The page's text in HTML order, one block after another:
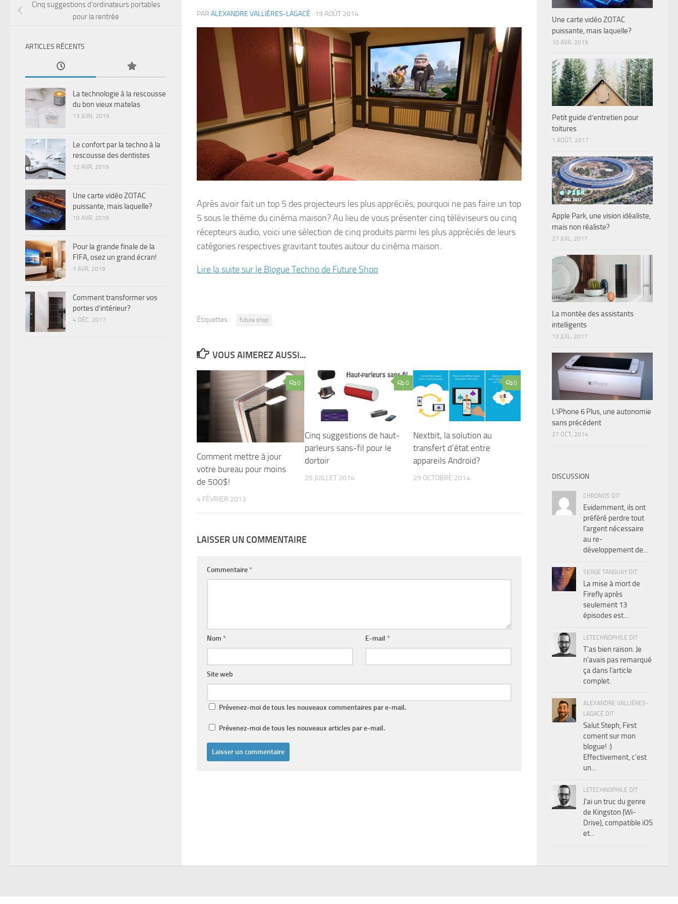
PAR ALEXANDRE VALLIÈRES-LAGACÉ · 19 AOÛT 2014
Après avoir fait un top 5 des projecteurs les plus appréciés, pourquoi ne pas faire un top
5 sous le thème du cinéma maison? Au lieu de vous présenter cinq téléviseurs ou cinq
récepteurs audio, voici une sélection de cinq produits parmi les plus appréciés de leurs
catégories respectives gravitant toutes autour du cinéma maison.
Lire la suite sur le Blogue Techno de Future Shop
Étiquettes : future shop
VOUS AIMEREZ AUSSI...
0
Comment mettre à jour
votre bureau pour moins
de 500$!
4 FÉVRIER 2013
0
Cinq suggestions de haut-
parleurs sans-fil pour le
dortoir
25 JUILLET 2014
0
Nextbit, la solution au
transfert d’état entre
appareils Android?
29 OCTOBRE 2014
LAISSER UN COMMENTAIRE
Commentaire*
Nom * E-mail*
Site web
Prévenez-moi de tous les nouveaux commentaires par e-mail.
Prévenez-moi de tous les nouveaux articles par e-mail.
Cinq suggestions d’ordinateurs portables
pour la rentrée
ARTICLES RÉCENTS
La technologie à la rescousse
du bon vieux matelas
13 JUIN, 2019
Le confort par la techno à la
rescousse des dentistes
12 AVR, 2019
Une carte vidéo ZOTAC
puissante, mais laquelle?
10 AVR, 2019
Pour la grande finale de la
FIFA, osez un grand écran!
1 AVR, 2019
Comment transformer vos
portes d’intérieur?
4 DÉC, 2017
Une carte vidéo ZOTAC
puissante, mais laquelle?
10 AVR, 2019
Petit guide d’entretien pour
toitures
1 AOÛT, 2017
Apple Park, une vision idéaliste,
mais non réaliste?
27 JUIL, 2017
La montée des assistants
intelligents
13 JUIL, 2017
L’iPhone 6 Plus, une autonomie
sans précédent
27 OCT, 2014
DISCUSSION
CHRONOS DIT
Evidemment, ils ont
préféré perdre tout
l'argent nécessaire
au re-
développement de...
SERGE TANGUAY DIT
La mise à mort de
Firefly après
seulement 13
épisodes est...
LETECHNOPHILE DIT
T'as bien raison. Je
n'avais pas remarqué
ça dans l'article
complet.
ALEXANDRE VALLIÈRES-
LAGACÉ DIT
Salut Steph, First
coment sur mon
blogue! :)
Effectivement, c'est
un...
LETECHNOPHILE DIT
J'ai un truc du genre
de Kingston (Wi-
Drive), compatible iOS
et...